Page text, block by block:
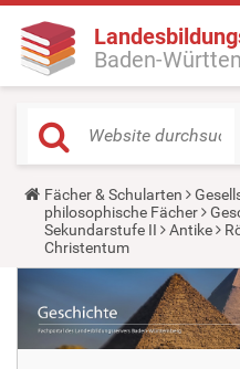
Baden-
Y
o
u
a
r
e
r
e
Fächer & Schularten
philosophische Fächer
Sekundarstufe II
Antike
Christentum